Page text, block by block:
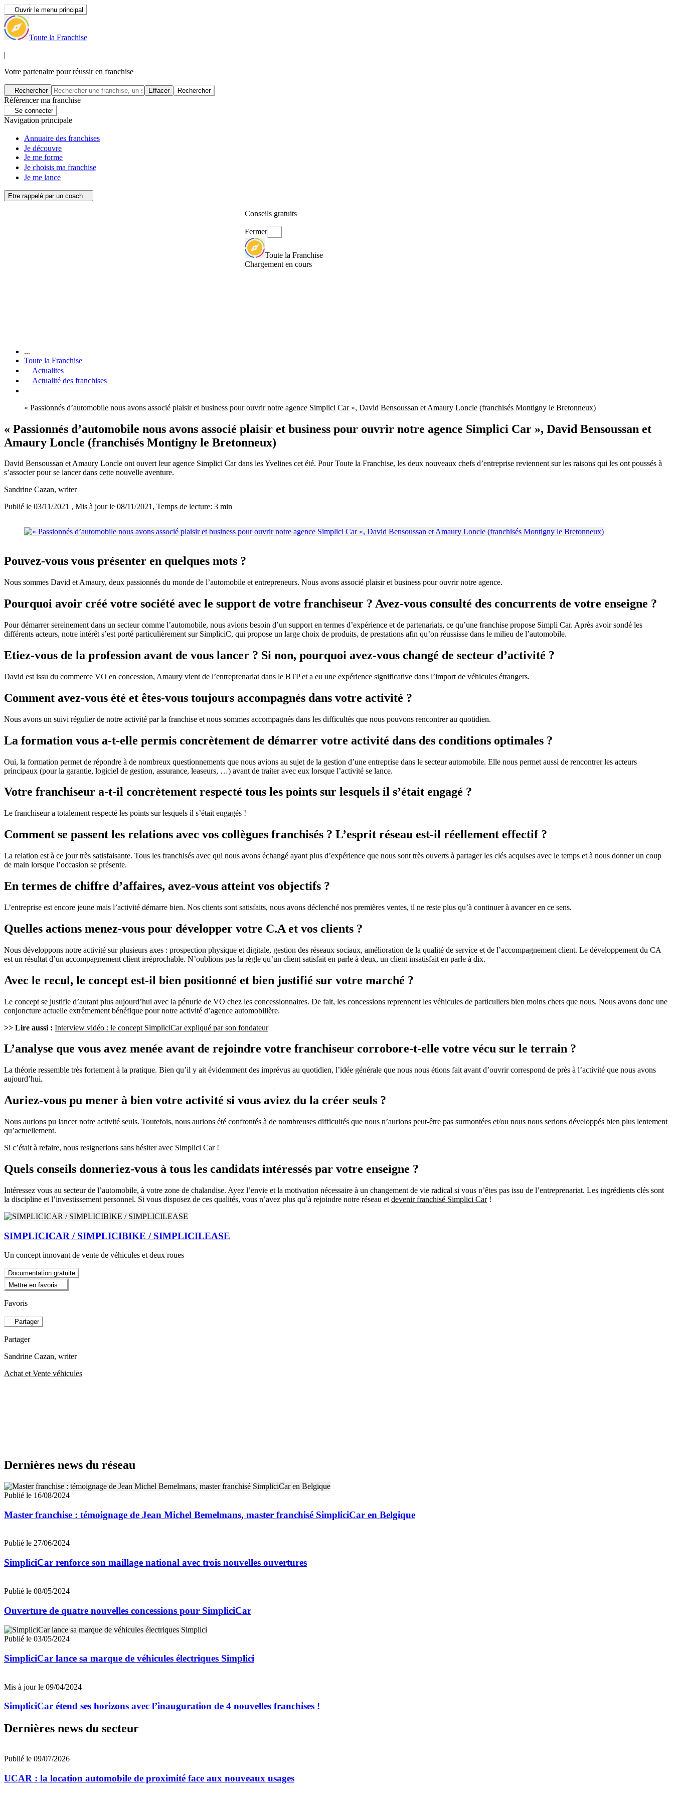
Ouvrir le menu principal
Toute la Franchise
|
Votre partenaire pour réussir en franchise
Rechercher Effacer Rechercher
Référencer ma franchise
Se connecter
Navigation principale
Annuaire des franchises
Je découvre
Je me forme
Je choisis ma franchise
Je me lance
Etre rappelé par un coach
Conseils gratuits
Fermer
Toute la Franchise
Chargement en cours
...
Toute la Franchise
Actualites
Actualité des franchises
« Passionnés d’automobile nous avons associé plaisir et business pour ouvrir notre agence Simplici Car », David Bensoussan et Amaury Loncle (franchisés Montigny le Bretonneux)
« Passionnés d’automobile nous avons associé plaisir et business pour ouvrir notre agence Simplici Car », David Bensoussan et
Amaury Loncle (franchisés Montigny le Bretonneux)
David Bensoussan et Amaury Loncle ont ouvert leur agence Simplici Car dans les Yvelines cet été. Pour Toute la Franchise, les deux nouveaux chefs d’entreprise reviennent sur les raisons qui les ont poussés à
s’associer pour se lancer dans cette nouvelle aventure.
Sandrine Cazan, writer
Publié le 03/11/2021 , Mis à jour le 08/11/2021, Temps de lecture: 3 min
Pouvez-vous vous présenter en quelques mots ?
Nous sommes David et Amaury, deux passionnés du monde de l’automobile et entrepreneurs. Nous avons associé plaisir et business pour ouvrir notre agence.
Pourquoi avoir créé votre société avec le support de votre franchiseur ? Avez-vous consulté des concurrents de votre enseigne ?
Pour démarrer sereinement dans un secteur comme l’automobile, nous avions besoin d’un support en termes d’expérience et de partenariats, ce qu’une franchise propose Simpli Car. Après avoir sondé les
différents acteurs, notre intérêt s’est porté particulièrement sur SimpliciC, qui propose un large choix de produits, de prestations afin qu’on réussisse dans le milieu de l’automobile.
Etiez-vous de la profession avant de vous lancer ? Si non, pourquoi avez-vous changé de secteur d’activité ?
David est issu du commerce VO en concession, Amaury vient de l’entreprenariat dans le BTP et a eu une expérience significative dans l’import de véhicules étrangers.
Comment avez-vous été et êtes-vous toujours accompagnés dans votre activité ?
Nous avons un suivi régulier de notre activité par la franchise et nous sommes accompagnés dans les difficultés que nous pouvons rencontrer au quotidien.
La formation vous a-t-elle permis concrètement de démarrer votre activité dans des conditions optimales ?
Oui, la formation permet de répondre à de nombreux questionnements que nous avions au sujet de la gestion d’une entreprise dans le secteur automobile. Elle nous permet aussi de rencontrer les acteurs
principaux (pour la garantie, logiciel de gestion, assurance, leaseurs, …) avant de traiter avec eux lorsque l’activité se lance.
Votre franchiseur a-t-il concrètement respecté tous les points sur lesquels il s’était engagé ?
Le franchiseur a totalement respecté les points sur lesquels il s’était engagés !
Comment se passent les relations avec vos collègues franchisés ? L’esprit réseau est-il réellement effectif ?
La relation est à ce jour très satisfaisante. Tous les franchisés avec qui nous avons échangé ayant plus d’expérience que nous sont très ouverts à partager les clés acquises avec le temps et à nous donner un coup
de main lorsque l’occasion se présente.
En termes de chiffre d’affaires, avez-vous atteint vos objectifs ?
L’entreprise est encore jeune mais l’activité démarre bien. Nos clients sont satisfaits, nous avons déclenché nos premières ventes, il ne reste plus qu’à continuer à avancer en ce sens.
Quelles actions menez-vous pour développer votre C.A et vos clients ?
Nous développons notre activité sur plusieurs axes : prospection physique et digitale, gestion des réseaux sociaux, amélioration de la qualité de service et de l’accompagnement client. Le développement du CA
est un résultat d’un accompagnement client irréprochable. N’oublions pas la règle qu’un client satisfait en parle à deux, un client insatisfait en parle à dix.
Avec le recul, le concept est-il bien positionné et bien justifié sur votre marché ?
Le concept se justifie d’autant plus aujourd’hui avec la pénurie de VO chez les concessionnaires. De fait, les concessions reprennent les véhicules de particuliers bien moins chers que nous. Nous avons donc une
conjoncture actuelle extrêmement bénéfique pour notre activité d’agence automobilière.
>> Lire aussi : Interview vidéo : le concept SimpliciCar expliqué par son fondateur
L’analyse que vous avez menée avant de rejoindre votre franchiseur corrobore-t-elle votre vécu sur le terrain ?
La théorie ressemble très fortement à la pratique. Bien qu’il y ait évidemment des imprévus au quotidien, l’idée générale que nous nous étions fait avant d’ouvrir correspond de près à l’activité que nous avons
aujourd’hui.
Auriez-vous pu mener à bien votre activité si vous aviez du la créer seuls ?
Nous aurions pu lancer notre activité seuls. Toutefois, nous aurions été confrontés à de nombreuses difficultés que nous n’aurions peut-être pas surmontées et/ou nous nous serions développés bien plus lentement
qu’actuellement.
Si c’était à refaire, nous resignerions sans hésiter avec Simplici Car !
Quels conseils donneriez-vous à tous les candidats intéressés par votre enseigne ?
Intéressez vous au secteur de l’automobile, à votre zone de chalandise. Ayez l’envie et la motivation nécessaire à un changement de vie radical si vous n’êtes pas issu de l’entreprenariat. Les ingrédients clés sont
la discipline et l’investissement personnel. Si vous disposez de ces qualités, vous n’avez plus qu’à rejoindre notre réseau et devenir franchisé Simplici Car!
SIMPLICICAR / SIMPLICIBIKE / SIMPLICILEASE
Un concept innovant de vente de véhicules et deux roues
Documentation gratuite
Mettre en favoris
Favoris
Partager
Partager
Sandrine Cazan, writer
Achat et Vente véhicules
Dernières news du réseau
Publié le 16/08/2024
Master franchise : témoignage de Jean Michel Bemelmans, master franchisé SimpliciCar en Belgique
Publié le 27/06/2024
SimpliciCar renforce son maillage national avec trois nouvelles ouvertures
Publié le 08/05/2024
Ouverture de quatre nouvelles concessions pour SimpliciCar
Publié le 03/05/2024
SimpliciCar lance sa marque de véhicules électriques Simplici
Mis à jour le 09/04/2024
SimpliciCar étend ses horizons avec l’inauguration de 4 nouvelles franchises !
Dernières news du secteur
Publié le 09/07/2026
UCAR : la location automobile de proximité face aux nouveaux usages